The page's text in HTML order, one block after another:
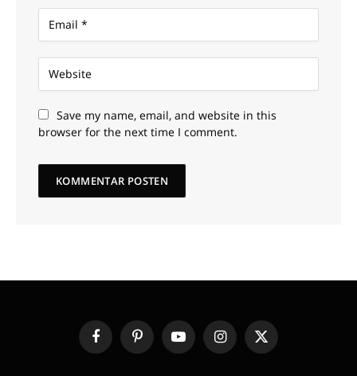
Save my name, email, and website in this
browser for the next time I comment.
FacebookPinterestYouTubeInstagram
X
(Twitter)